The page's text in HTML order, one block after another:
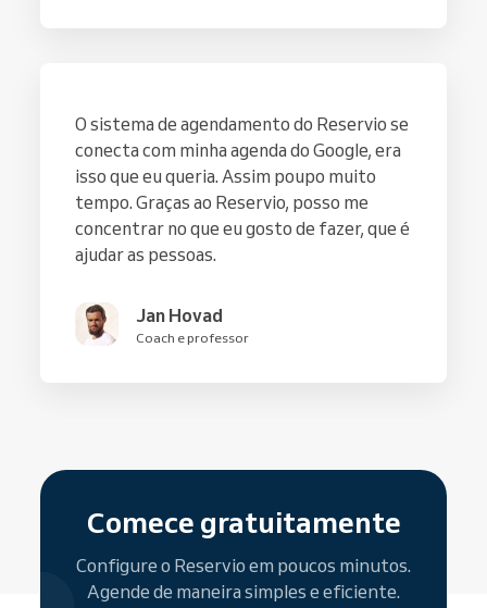
O sistema de agendamento do Reservio se
conecta com minha agenda do Google, era
isso que eu queria. Assim poupo muito
tempo. Graças ao Reservio, posso me
concentrar no que eu gosto de fazer, que é
ajudar as pessoas.
Jan Hovad
Coach e professor
Comece gratuitamente
Configure o Reservio em poucos minutos.
Agende de maneira simples e eficiente.